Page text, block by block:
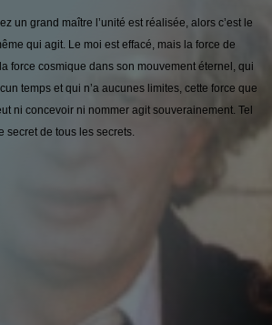
un grand maître l’unité est réalisée, alors c’est le
qui agit. Le moi est effacé, mais la force de
force cosmique dans son mouvement éternel, qui
temps et qui n’a aucunes limites, cette force que
ni concevoir ni nommer agit souverainement. Tel
secret de tous les secrets.